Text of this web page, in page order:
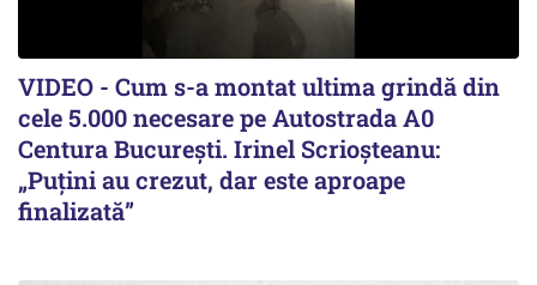
VIDEO - Cum s-a montat ultima grindă din
cele 5.000 necesare pe Autostrada A0
Centura București. Irinel Scrioșteanu:
„Puțini au crezut, dar este aproape
finalizată”